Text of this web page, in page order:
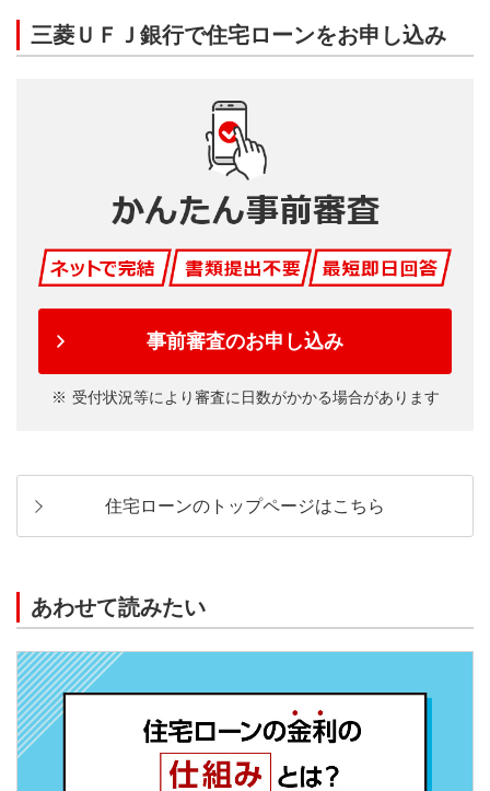
三菱ＵＦＪ銀行で住宅ローンをお申し込み
事前審査のお申し込み
受付状況等により審査に日数がかかる場合があります
住宅ローンのトップページはこちら
あわせて読みたい